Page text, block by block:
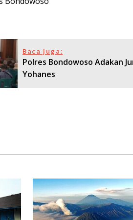
Baca Juga:
Polres Bondowoso Adakan
Yohanes